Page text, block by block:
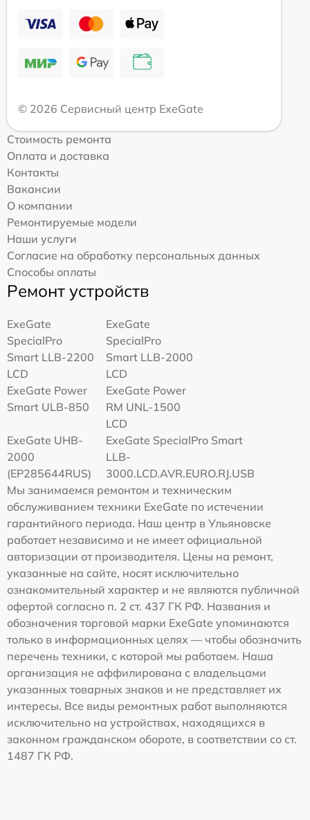
© 2026 Сервисный центр ExeGate
Стоимость ремонта
Оплата и доставка
Контакты
Вакансии
О компании
Ремонтируемые модели
Наши услуги
Согласие на обработку персональных данных
Способы оплаты
Ремонт устройств
ExeGate
SpecialPro
Smart LLB-2200
LCD
ExeGate
SpecialPro
Smart LLB-2000
LCD
ExeGate Power
Smart ULB-850
ExeGate Power
RM UNL-1500
LCD
ExeGate UHB-
2000
(EP285644RUS)
ExeGate SpecialPro Smart
LLB-
3000.LCD.AVR.EURO.RJ.USB
Мы занимаемся ремонтом и техническим
обслуживанием техники ExeGate по истечении
гарантийного периода. Наш центр в Ульяновске
работает независимо и не имеет официальной
авторизации от производителя. Цены на ремонт,
указанные на сайте, носят исключительно
ознакомительный характер и не являются публичной
офертой согласно п. 2 ст. 437 ГК РФ. Названия и
обозначения торговой марки ExeGate упоминаются
только в информационных целях — чтобы обозначить
перечень техники, с которой мы работаем. Наша
организация не аффилирована с владельцами
указанных товарных знаков и не представляет их
интересы. Все виды ремонтных работ выполняются
исключительно на устройствах, находящихся в
законном гражданском обороте, в соответствии со ст.
1487 ГК РФ.